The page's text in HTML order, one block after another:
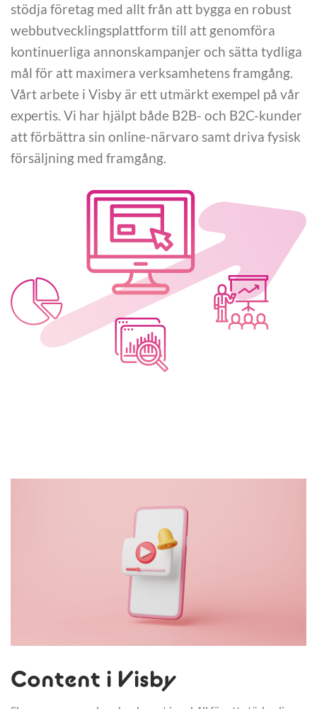
stödja företag med allt från att bygga en robust
webbutvecklingsplattform till att genomföra
kontinuerliga annonskampanjer och sätta tydliga
mål för att maximera verksamhetens framgång.
Vårt arbete i Visby är ett utmärkt exempel på vår
expertis. Vi har hjälpt både B2B- och B2C-kunder
att förbättra sin online-närvaro samt driva fysisk
försäljning med framgång.
Content i Visby